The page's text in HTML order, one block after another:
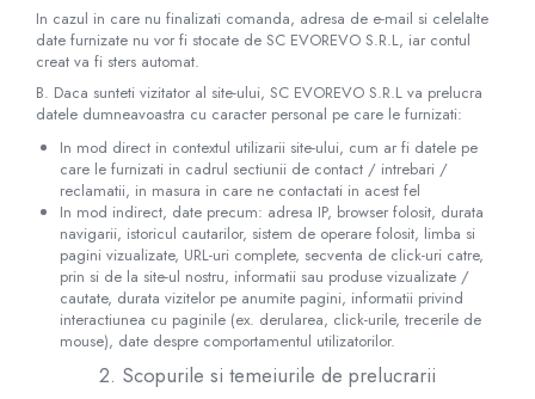
Console tavan sali operatie
Lavoare apa sterila
Lavoare chirurgicale
Capsule, filtre finale apa sterila
Prefiltre lavoare
Electrochirurgie
Manere pentru electrocautere
Cabluri pentru pensele bipolare
Cabluri conectare electrozi neutri
Electrozi neutri
Electrocautere
In cazul in care nu finalizati comanda, adresa de e-mail si celelalte
date furnizate nu vor fi stocate de SC​ ​EVOREVO​ ​S.R.L, iar contul
creat va fi sters automat.
B. Daca sunteti vizitator al site-ului, SC​ ​EVOREVO​ ​S.R.L va prelucra
datele dumneavoastra cu caracter personal pe care le furnizati:
In mod direct in contextul utilizarii site-ului, cum ar fi datele pe
care le furnizati in cadrul sectiunii de contact / intrebari /
reclamatii, in masura in care ne contactati in acest fel
In mod indirect, date precum: adresa IP, browser folosit, durata
navigarii, istoricul cautarilor, sistem de operare folosit, limba si
pagini vizualizate, URL-uri complete, secventa de click-uri catre,
prin si de la site-ul nostru, informatii sau produse vizualizate /
cautate, durata vizitelor pe anumite pagini, informatii privind
interactiunea cu paginile (ex. derularea, click-urile, trecerile de
mouse), date despre comportamentul utilizatorilor.
2. Scopurile si temeiurile de prelucrarii